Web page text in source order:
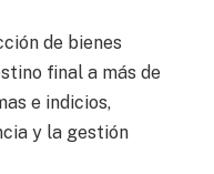
de bienes
final a más de
e indicios,
y la gestión